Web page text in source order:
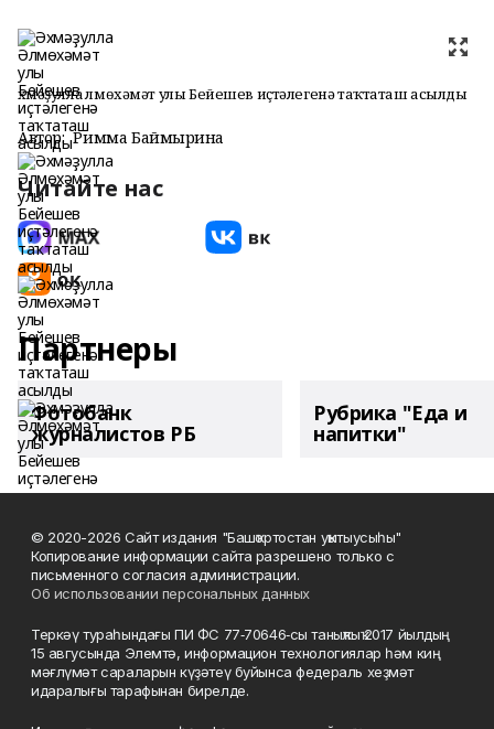
Әхмәҙулла Әлмөхәмәт улы Бейешев иҫтәлегенә таҡтаташ асылды
Автор: Римма Баймырҙина
Читайте нас
Партнеры
Фотобанк
журналистов РБ
Рубрика "Еда и
напитки"
© 2020-2026 Сайт издания "Башҡортостан уҡытыусыһы"
Копирование информации сайта разрешено только с
письменного согласия администрации.
Об использовании персональных данных
Теркәү тураһындағы ПИ ФС 77‑70646‑сы таныҡлыҡ 2017 йылдың
15 авгусында Элемтә, информацион технологиялар һәм киң
мәғлүмәт сараларын күҙәтеү буйынса федераль хеҙмәт
идаралығы тарафынан бирелде.